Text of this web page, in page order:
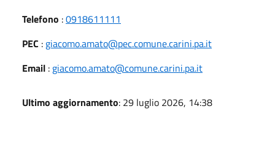
Telefono :0918611111
PEC : giacomo.amato@pec.comune.carini.pa.it
Email : giacomo.amato@comune.carini.pa.it
Ultimo aggiornamento: 29 luglio 2026, 14:38